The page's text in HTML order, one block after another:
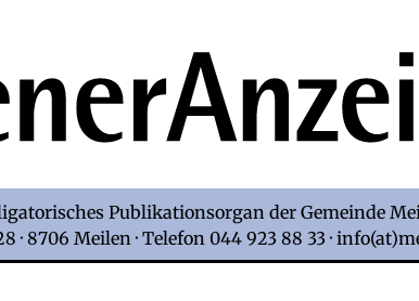
Publikationsorgan der Gemeinde
· 8706 Meilen · Telefon 044 923 88 33 ·